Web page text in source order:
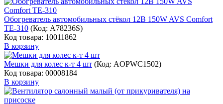
Обогреватель автомобильных стёкол 12В 150W AVS Comfort
TE-310 (Код: A78236S)
Код товара: 10011862
В корзину
Мешки для колес к-т 4 шт (Код: AOPWC1502)
Код товара: 00008184
В корзину